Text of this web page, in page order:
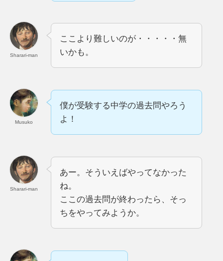
Sharari-man
ここより難しいのが・・・・・無
いかも。
Musuko
僕が受験する中学の過去問やろう
よ！
Sharari-man
あー。そういえばやってなかった
ね。
ここの過去問が終わったら、そっ
ちをやってみようか。